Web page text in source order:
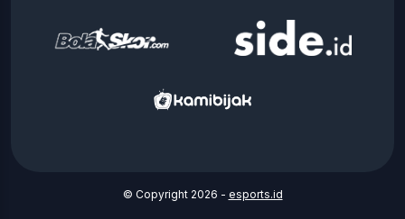
© Copyright 2026 - esports.id